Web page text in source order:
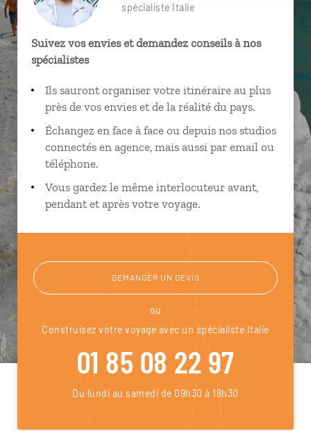
spécialiste Italie
Suivez vos envies et demandez conseils à nos
spécialistes
Ils sauront organiser votre itinéraire au plus
près de vos envies et de la réalité du pays.
Échangez en face à face ou depuis nos studios
connectés en agence, mais aussi par email ou
téléphone.
Vous gardez le même interlocuteur avant,
pendant et après votre voyage.
DEMANDER UN DEVIS
ou
Construisez votre voyage avec un spécialiste Italie
01 85 08 22 97
Du lundi au samedi de 09h30 à 18h30